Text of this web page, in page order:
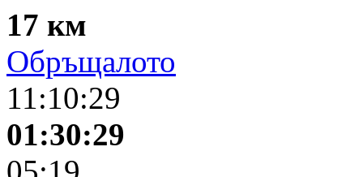
17 км
Обръщалото
11:10:29
01:30:29